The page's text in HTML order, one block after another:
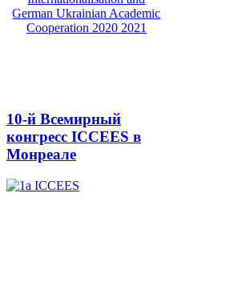
10-й Всемирный
конгресс ICCEES в
Монреале